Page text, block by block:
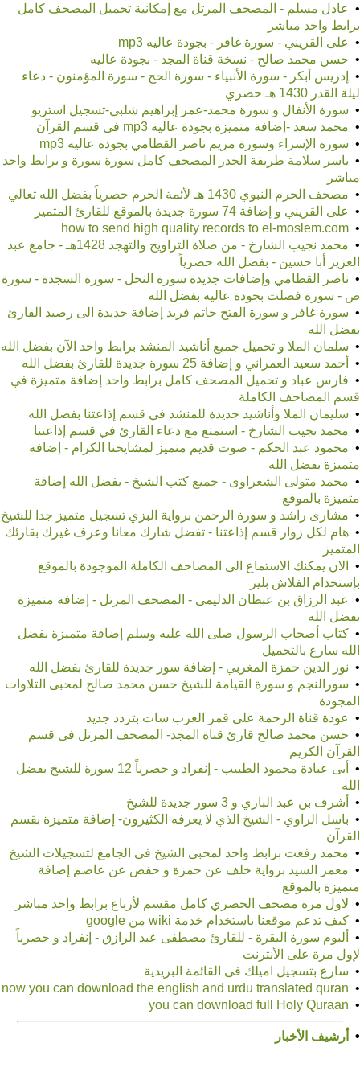
• عادل مسلم - المصحف المرتل مع إمكانية تحميل المصحف كامل
برابط واحد مباشر
• على القريني - سورة غافر - بجودة عاليه mp3
• حسن محمد صالح - نسخة قناة المجد - بجودة عاليه
•
إدريس أبكر - سورة الأنبياء - سورة الحج - سورة المؤمنون - دعاء
ليلة القدر 1430 هـ حصري
• سورة الأنفال و سورة محمد-عمر إبراهيم شلبي-تسجيل استريو
• محمد سعد -إضافة متميزة بجودة عاليه mp3 فى قسم القرآن
• سورة الإسراء وسورة مريم ناصر القطامي بجودة عاليه mp3
• ياسر سلامة طريقة الحدر المصحف كامل سورة سورة و برابط واحد
مباشر
• مصحف الحرم النبوي 1430 هـ لأئمة الحرم حصرياً بفضل الله تعالي
• على القريني و إضافة 74 سورة جديدة بالموقع للقارئ المتميز
•
•
محمد نجيب الشارخ - من صلاة التراويح والتهجد 1428هـ - جامع عبد
العزيز أبا حسين - بفضل الله حصرياً
• ناصر القطامي وإضافات جديدة سورة النحل - سورة السجدة - سورة
ص - سورة فصلت بجودة عاليه بفضل الله
• سورة غافر و سورة الفتح حاتم فريد إضافة جديدة الى رصيد القارئ
بفضل الله
• سلمان الملا و تحميل جميع أناشيد المنشد برابط واحد الآن بفضل الله
• أحمد سعيد العمراني و إضافة 25 سورة جديدة للقارئ بفضل الله
• فارس عباد و تحميل المصحف كامل برابط واحد إضافة متميزة في
قسم المصاحف الكاملة
• سليمان الملا وأناشيد جديدة للمنشد في قسم إذاعتنا بفضل الله
• محمد نجيب الشارخ - استمتع مع دعاء القارئ في قسم إذاعتنا
• محمود عبد الحكم - صوت قديم متميز لمشايخنا الكرام - إضافة
متميزة بفضل الله
• محمد متولى الشعراوى - جميع كتب الشيخ - بفضل الله إضافة
متميزة بالموقع
• مشارى راشد و سورة الرحمن برواية البزي تسجيل متميز جدا للشيخ
• هام لكل زوار قسم إذاعتنا - تفضل شارك معانا وعرف غيرك بقارئك
المتميز
•
الان يمكنك الاستماع الى المصاحف الكاملة الموجودة بالموقع
بإستخدام الفلاش بلير
• عبد الرزاق بن عبطان الدليمى - المصحف المرتل - إضافة متميزة
بفضل الله
• كتاب أصحاب الرسول صلى الله عليه وسلم إضافة متميزة بفضل
الله سارع بالتحميل
• نور الدين حمزة المغربي - إضافة سور جديدة للقارئ بفضل الله
• سورالنجم و سورة القيامة للشيخ حسن محمد صالح لمحبى التلاوات
المجودة
• عودة قناة الرحمة على قمر العرب سات بتردد جديد
• حسن محمد صالح قارئ قناة المجد- المصحف المرتل فى قسم
القرآن الكريم
•
أبى عبادة محمود الطبيب - إنفراد و حصرياً 12 سورة للشيخ بفضل
الله
• أشرف بن عبد الباري و 3 سور جديدة للشيخ
• باسل الراوي - الشيخ الذي لا يعرفه الكثيرون- إضافة متميزة بقسم
القرآن
• محمد رفعت برابط واحد لمحبى الشيخ فى الجامع لتسجيلات الشيخ
• معمر السيد برواية خلف عن حمزة و حفص عن عاصم إضافة
متميزة بالموقع
• لاول مرة مصحف الحصري كامل مقسم لأرباع برابط واحد مباشر
• كيف تدعم موقعنا باستخدام خدمة wiki من google
•
ألبوم سورة البقرة - للقارئ مصطفى عبد الرازق - إنفراد و حصرياً
لإول مرة على الأنترنت
• سارع بتسجيل اميلك فى القائمة البريدية
•
•
• أرشيف الأخبار